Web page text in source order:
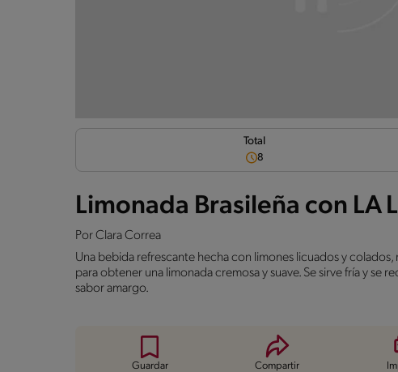
Total
8
Limonada Brasileña con LA
PorClara Correa
Una bebida refrescante hecha con limones licuados y
para obtener una limonada cremosa y suave. Se sirve fría y se
sabor amargo.
Guardar Compartir